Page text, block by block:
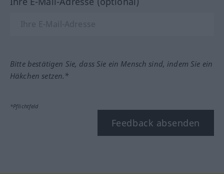
Bitte bestätigen Sie, dass Sie ein Mensch sind, indem Sie ein
Häkchen setzen.*
*Pflichtfeld
Feedback absenden